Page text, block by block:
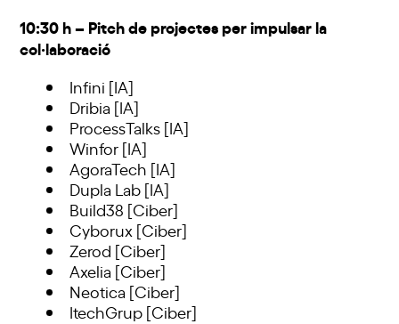
10:30 h – Pitch de projectes per impulsar la
col·laboració
Infini [IA]
Dribia [IA]
ProcessTalks [IA]
Winfor [IA]
AgoraTech [IA]
Dupla Lab [IA]
Build38 [Ciber]
Cyborux [Ciber]
Zerod [Ciber]
Axelia [Ciber]
Neotica [Ciber]
ItechGrup [Ciber]